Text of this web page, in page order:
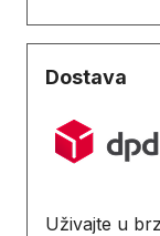
Dostava
Uživajte u